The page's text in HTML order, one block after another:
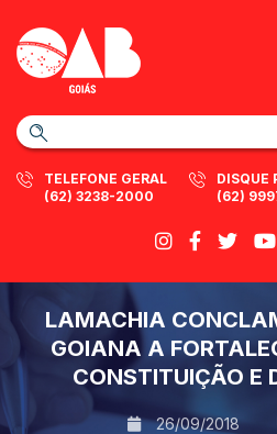
TELEFONE GERAL
(62) 3238-2000
DISQUE
(62)
LAMACHIA
GOIANA A
CONSTITUIÇÃO E
26/09/2018